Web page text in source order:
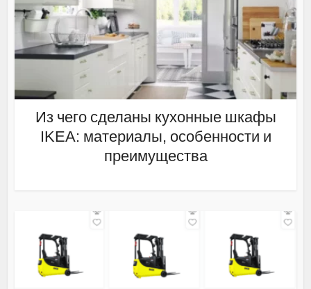
Из чего сделаны кухонные шкафы
IKEA: материалы, особенности и
преимущества